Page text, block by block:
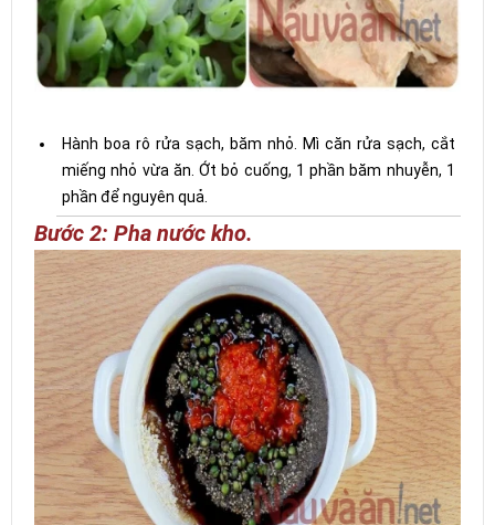
Hành boa rô rửa sạch, băm nhỏ. Mì căn rửa sạch, cắt
miếng nhỏ vừa ăn. Ớt bỏ cuống, 1 phần băm nhuyễn, 1
phần để nguyên quả.
Bước 2: Pha nước kho.